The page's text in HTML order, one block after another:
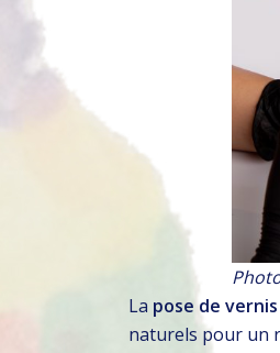
La pose de
naturels pour un